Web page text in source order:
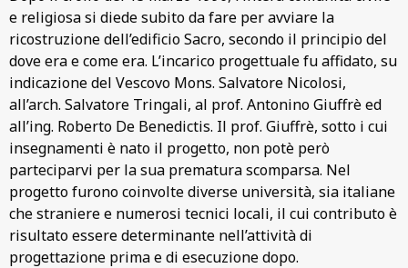
e religiosa si diede subito da fare per avviare la
ricostruzione dell’edificio Sacro, secondo il principio del
dove era e come era. L’incarico progettuale fu affidato, su
indicazione del Vescovo Mons. Salvatore Nicolosi,
all’arch. Salvatore Tringali, al prof. Antonino Giuffrè ed
all’ing. Roberto De Benedictis. Il prof. Giuffrè, sotto i cui
insegnamenti è nato il progetto, non potè però
parteciparvi per la sua prematura scomparsa. Nel
progetto furono coinvolte diverse università, sia italiane
che straniere e numerosi tecnici locali, il cui contributo è
risultato essere determinante nell’attività di
progettazione prima e di esecuzione dopo.